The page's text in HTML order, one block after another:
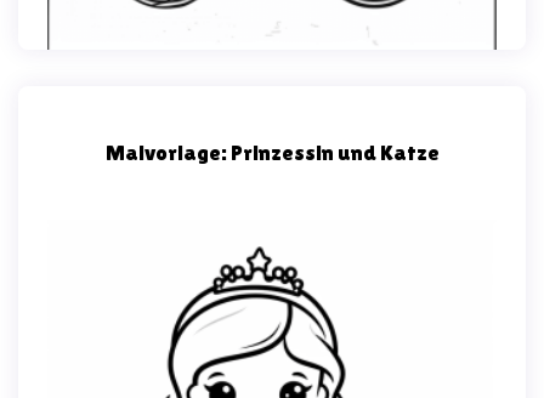
Malvorlage: Prinzessin und Katze